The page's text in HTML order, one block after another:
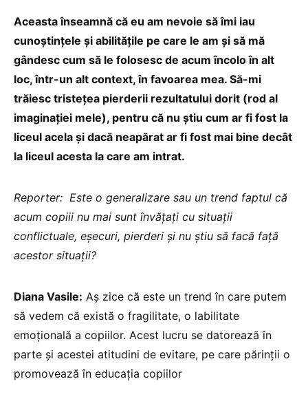
Aceasta înseamnă că eu am nevoie să îmi iau
cunoștințele și abilitățile pe care le am și să mă
gândesc cum să le folosesc de acum încolo în alt
loc, într-un alt context, în favoarea mea. Să-mi
trăiesc tristețea pierderii rezultatului dorit (rod al
imaginației mele), pentru că nu știu cum ar fi fost la
liceul acela și dacă neapărat ar fi fost mai bine decât
la liceul acesta la care am intrat.
Reporter: Este o generalizare sau un trend faptul că
acum copiii nu mai sunt învățați cu situații
conflictuale, eșecuri, pierderi și nu știu să facă față
acestor situații?
Diana Vasile: Aș zice că este un trend în care putem
să vedem că există o fragilitate, o labilitate
emoțională a copiilor. Acest lucru se datorează în
parte și acestei atitudini de evitare, pe care părinții o
promovează în educația copiilor